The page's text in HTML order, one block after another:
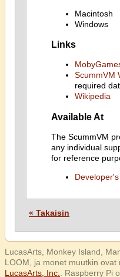
Macintosh
Windows
Links
ScummVM
required
Wikipedia
Available At
The ScummVM
any individual
for reference
« Takaisin
LucasArts, Monkey Island,
LOOM, ja monet muutkin
LucasArts, Inc.
. Raspberry Pi